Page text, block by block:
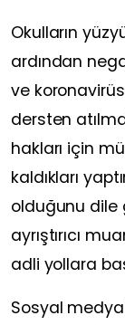
Okulların
ardından
ve
dersten
hakları için
kaldıkları
olduğunu dile
ayrıştırıcı
adli yollara
Sosyal medya